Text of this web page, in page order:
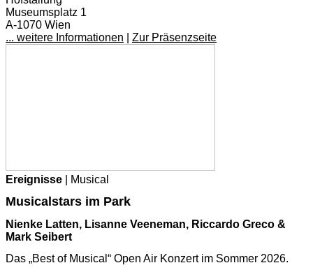
Museumsplatz 1
A-1070 Wien
... weitere Informationen
Zur Präsenzseite
Ereignisse | Musical
Musicalstars im Park
Nienke Latten, Lisanne Veeneman, Riccardo Greco &
Mark Seibert
Das „Best of Musical“ Open Air Konzert im Sommer 2026.